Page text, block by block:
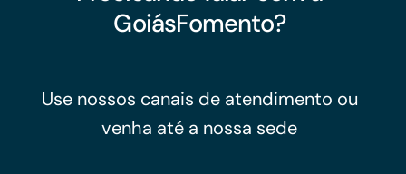
GoiásFomento?
Use nossos canais de atendimento ou
venha até a nossa sede